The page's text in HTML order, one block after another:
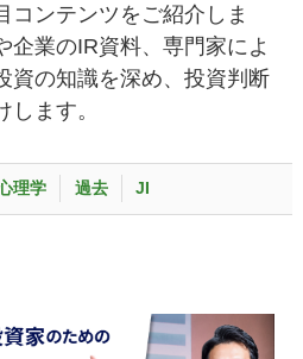
コンテンツをご紹介しま
企業のIR資料、専門家によ
資の知識を深め、投資判断
ます。
理学 過去 JI